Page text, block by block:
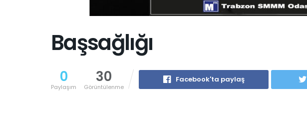
Başsağlığı
0
Paylaşım
30
Görüntülenme
Facebook'ta paylaş